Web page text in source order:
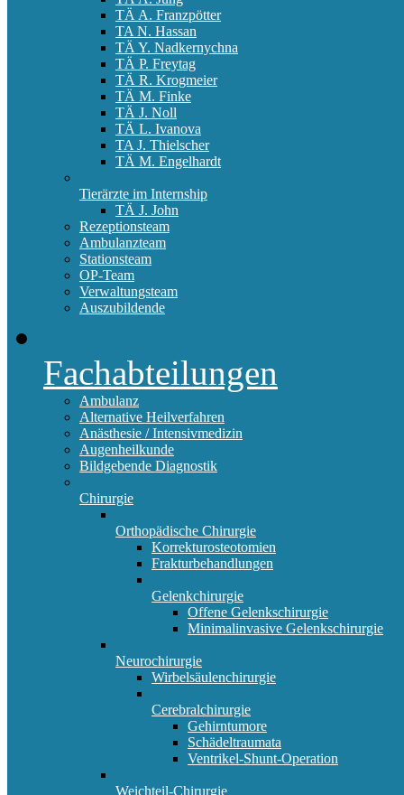
TÄ A. Franzpötter
TA N. Hassan
TÄ Y. Nadkernychna
TÄ P. Freytag
TÄ R. Krogmeier
TÄ M. Finke
TÄ J. Noll
TÄ L. Ivanova
TA J. Thielscher
TÄ M. Engelhardt
Tierärzte im Internship
TÄ J. John
Rezeptionsteam
Ambulanzteam
Stationsteam
OP-Team
Verwaltungsteam
Auszubildende
Fachabteilungen
Ambulanz
Alternative Heilverfahren
Anästhesie / Intensivmedizin
Augenheilkunde
Bildgebende Diagnostik
Chirurgie
Orthopädische Chirurgie
Korrekturosteotomien
Frakturbehandlungen
Gelenkchirurgie
Offene Gelenkschirurgie
Minimalinvasive Gelenkschirurgie
Neurochirurgie
Wirbelsäulenchirurgie
Cerebralchirurgie
Gehirntumore
Schädeltraumata
Ventrikel-Shunt-Operation
Weichteil-Chirurgie